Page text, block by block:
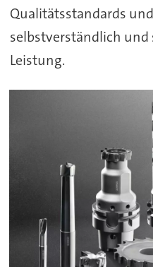
Qualitätsstandards
selbstverständlich und
Leistung.